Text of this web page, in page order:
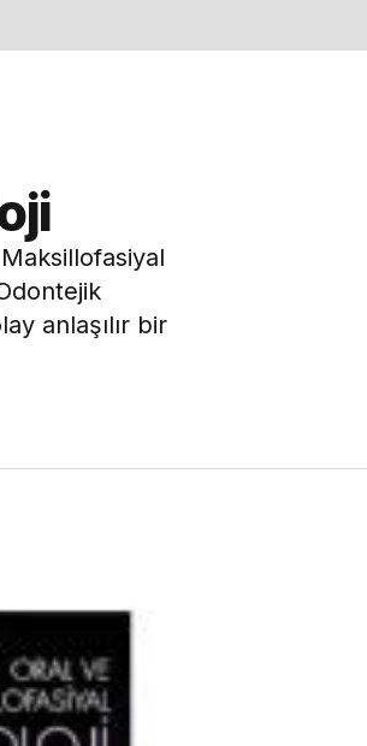
anlaşılır bir